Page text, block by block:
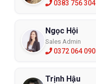
Hotline: 098 333 0380
Email: Admin@eco3d.vn
0383 756 304
Ngọc Hội
Sales Admin
0372 064 090
Trịnh Hậu